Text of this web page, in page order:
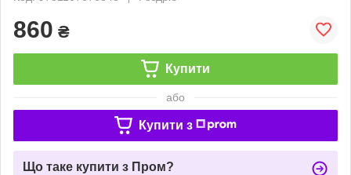
860 ₴
Купити
або
Купити з
Що таке купити з Пром?